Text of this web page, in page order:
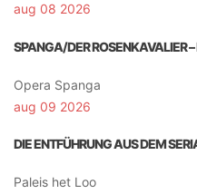
aug 08 2026
SPANGA/DER ROSENKAVALIER –
Opera Spanga
aug 09 2026
DIE ENTFÜHRUNG AUS DEM
Paleis het Loo